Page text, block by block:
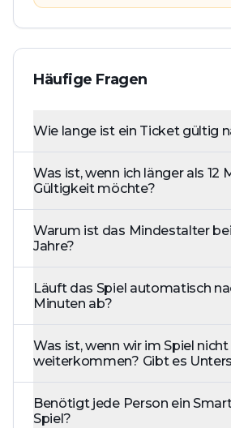
Häufige Fragen
Wie lange ist ein Ticket gültig
Was ist, wenn ich länger als 12
Gültigkeit möchte?
Warum ist das Mindestalter bei
Jahre?
Läuft das Spiel automatisch
Minuten ab?
Was ist, wenn wir im Spiel nicht
weiterkommen? Gibt es
Benötigt jede Person ein
Spiel?